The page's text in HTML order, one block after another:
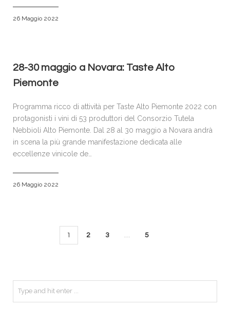
26 Maggio 2022
28-30 maggio a Novara: Taste Alto
Piemonte
Programma ricco di attività per Taste Alto Piemonte 2022 con
protagonisti i vini di 53 produttori del Consorzio Tutela
Nebbioli Alto Piemonte. Dal 28 al 30 maggio a Novara andrà
in scena la più grande manifestazione dedicata alle
eccellenze vinicole de…
26 Maggio 2022
1 2 3 … 5